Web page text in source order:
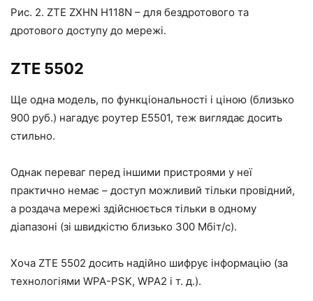
Рис. 2. ZTE ZXHN H118N – для бездротового та
дротового доступу до мережі.
ZTE 5502
Ще одна модель, по функціональності і ціною (близько
900 руб.) нагадує роутер Е5501, теж виглядає досить
стильно.
Однак переваг перед іншими пристроями у неї
практично немає – доступ можливий тільки провідний,
а роздача мережі здійснюється тільки в одному
діапазоні (зі швидкістю близько 300 Мбіт/с).
Хоча ZTE 5502 досить надійно шифрує інформацію (за
технологіями WPA-PSK, WPA2 і т. д.).